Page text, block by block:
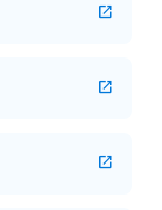
open_in_new
open_in_new
open_in_new